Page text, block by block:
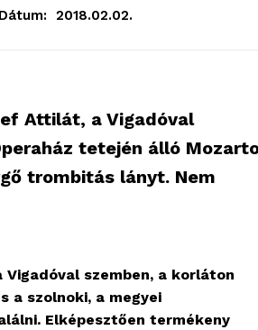
Dátum: 2018.02.02.
Attilát, a Vigadóval
tetején álló
trombitás lányt. Nem
szemben, a korláton
a szolnoki, a megyei
Elképesztően termékeny